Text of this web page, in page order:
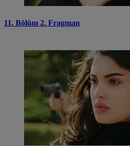
11. Bölüm 2. Fragman